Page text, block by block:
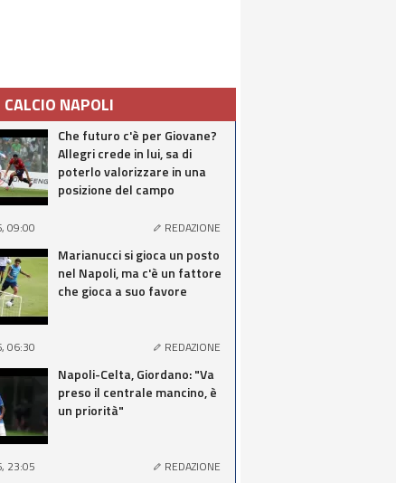
NAPOLI
Che futuro c'è per Giovane?
Allegri crede in lui, sa di
poterlo valorizzare in una
posizione del campo
09:00 REDAZIONE
Marianucci si gioca un posto
nel Napoli, ma c'è un fattore
che gioca a suo favore
06:30 REDAZIONE
Napoli-Celta, Giordano: "Va
preso il centrale mancino, è
un priorità"
23:05 REDAZIONE